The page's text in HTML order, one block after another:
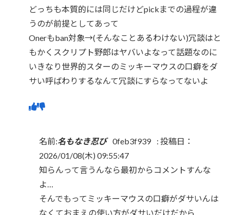
どっちも本質的には同じだけどpickまでの過程が違
うのが前提としてあって
Onerもban対象→(そんなことあるわけない)冗談はと
もかくスクリプト野郎はヤバいよなって話題なのに
いきなり世界的スターのミッキーマウスの口癖をダ
サい呼ばわりするなんて冗談にすらなってないよ
名前:名もなき忍び 0feb3f939 : 投稿日：
2026/01/08(木) 09:55:47
知らんって言うんなら最初からコメントすんな
よ…
そんでもってミッキーマウスの口癖がダサいんは
なくておまえの使い方がダサいだけだから